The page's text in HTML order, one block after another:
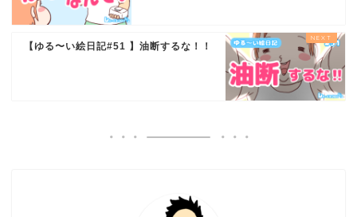
【ゆる〜い絵日記#51 】油断するな！！